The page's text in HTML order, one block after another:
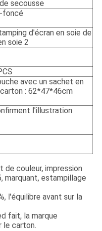
secousse
foncé
d'écran en soie de
soie 2
avec un sachet en
: 62*47*46cm
l'illustration
de couleur, impression
marquant, estampillage
l'équilibre avant sur la
fait, la marque
le carton.